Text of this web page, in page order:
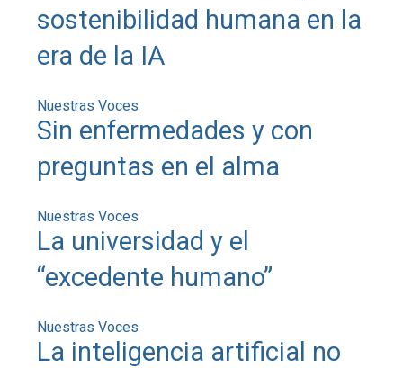
sostenibilidad humana en la
era de la IA
Nuestras Voces
Sin enfermedades y con
preguntas en el alma
Nuestras Voces
La universidad y el
“excedente humano”
Nuestras Voces
La inteligencia artificial no